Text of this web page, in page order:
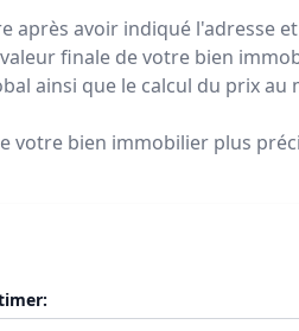
avoir indiqué l'adresse
finale de votre bien
ainsi que le calcul du prix au
votre bien immobilier plus